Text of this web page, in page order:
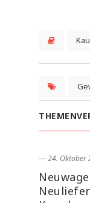
― 24. Oktober